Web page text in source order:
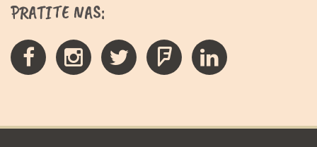
PRATITE NAS: